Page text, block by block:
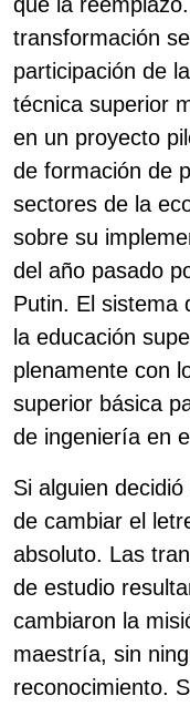
transformación
participación de
técnica superior
en un proyecto
de formación de
sectores de la
sobre su
del año pasado
Putin. El sistema
la educación
plenamente con
superior básica
de ingeniería en
Si alguien
de cambiar el
absoluto. Las
de estudio
cambiaron la
maestría, sin
reconocimiento.